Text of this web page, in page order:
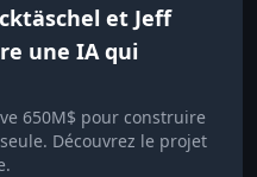
et Jeff
une IA qui
650M$ pour construire
Découvrez le projet